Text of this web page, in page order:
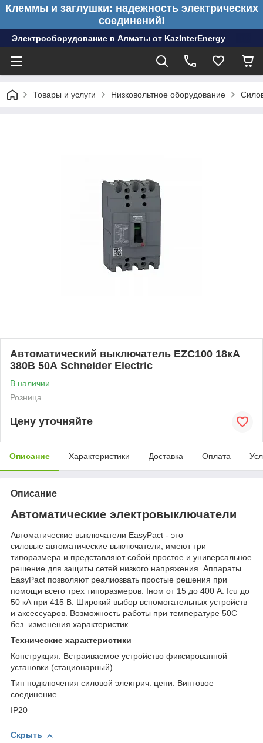
Клеммы и заглушки: надежность электрических
соединений!
Электрооборудование в Алматы от KazInterEnergy
Товары и услуги Низковольтное оборудование
Автоматический выключатель EZC100 18кА
380В 50А Schneider Electric
В наличии
Розница
Цену уточняйте
Описание Характеристики Доставка Оплата
Описание
Автоматические электровыключатели
Автоматические выключатели EasyPact - это
силовые автоматические выключатели, имеют три
типоразмера и представляют собой простое и универсальное
решение для защиты сетей низкого напряжения. Аппараты
EasyPact позволяют реалиозвать простые решения при
помощи всего трех типоразмеров. Iном от 15 до 400 А. Icu до
50 кА при 415 В. Широкий выбор вспомогательных устройств
и аксессуаров. Возможность работы при температуре 50С
без изменения характеристик.
Технические характеристики
Конструкция: Встраиваемое устройство фиксированной
установки (стационарный)
Тип подключения силовой электрич. цепи: Винтовое
соединение
IP20
Скрыть